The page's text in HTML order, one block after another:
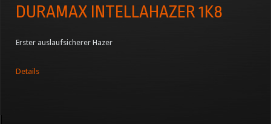
DURAMAX INTELLAHAZER 1K8
Erster auslaufsicherer Hazer
Details